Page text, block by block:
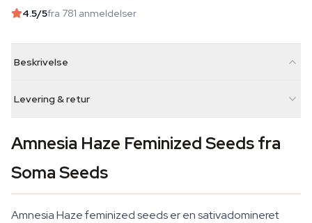
4.5/5fra 781 anmeldelser
Beskrivelse
Levering & retur
Amnesia Haze Feminized Seeds fra
Soma Seeds
Amnesia Haze feminized seeds er en sativadomineret